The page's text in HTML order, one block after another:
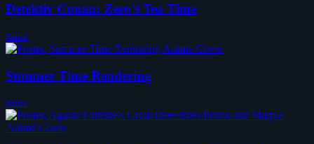
Detektiv Conan: Zero’s Tea Time
Krimi
Summer Time Rendering
Krimi